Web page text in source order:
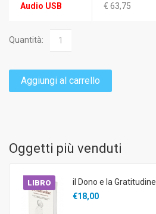
Audio USB € 63,75
Quantità:
Aggiungi al carrello
Oggetti più venduti
LIBRO
il Dono e la Gratitudine
€18,00